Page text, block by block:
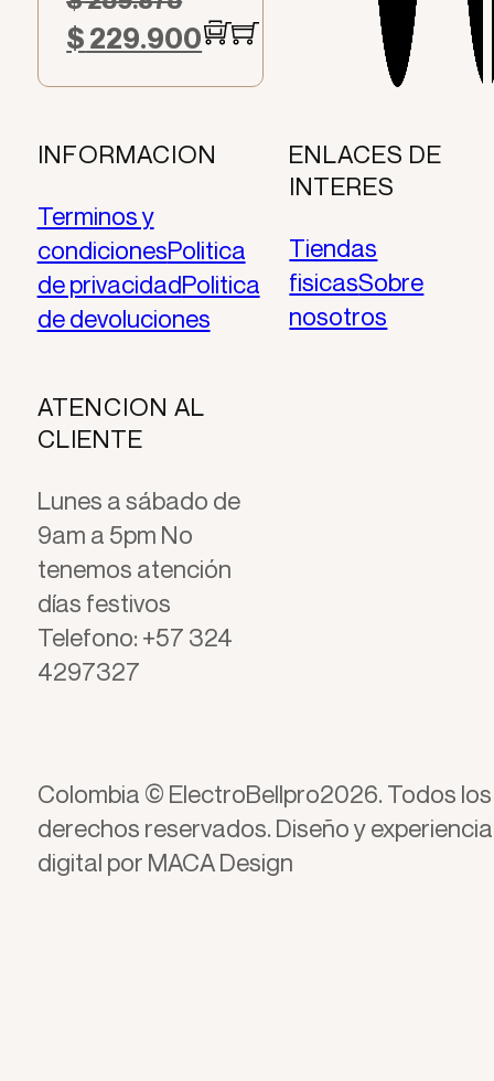
El
precio
era:
$ 259.875.
$229.900El
precio
es:
$ 229.900.
INFORMACION
Terminos y
condicionesPolitica
de privacidadPolitica
de devoluciones
ENLACES DE
INTERES
Tiendas
fisicasSobre
nosotros
ATENCION AL
CLIENTE
Lunes a sábado de
9am a 5pm No
tenemos atención
días festivos
Telefono: +57 324
4297327
Colombia © ElectroBellpro2026. Todos los
derechos reservados. Diseño y experiencia
digital por MACA Design